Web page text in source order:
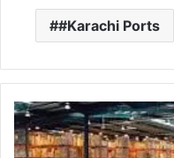
#Karachi Ports